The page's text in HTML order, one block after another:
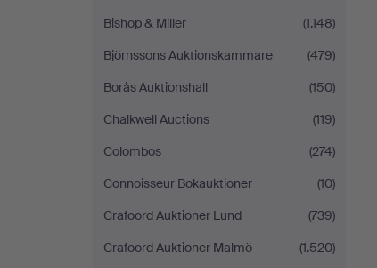
Bishop & Miller
(1.148)
Björnssons Auktionskammare
(479)
Borås Auktionshall
(150)
Chalkwell Auctions
(119)
Colombos
(274)
Connoisseur Bokauktioner
(10)
Crafoord Auktioner Lund
(739)
Crafoord Auktioner Malmö
(1.520)